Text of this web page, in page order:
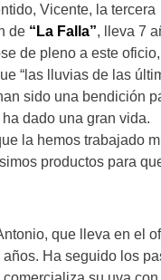
Vicente, la tercera
de “La Falla”, lleva 7
de pleno a este oficio,
“las lluvias de las
sido una bendición
dado una gran vida.
la hemos trabajado
productos para
que lleva en el
años. Ha seguido los